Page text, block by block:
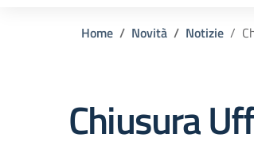
Home Novità Notizie
Chiusura